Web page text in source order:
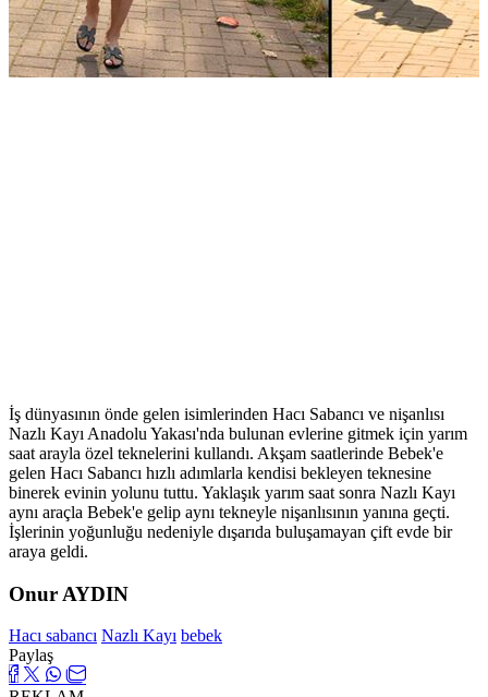
İş dünyasının önde gelen isimlerinden Hacı Sabancı ve nişanlısı
Nazlı Kayı Anadolu Yakası'nda bulunan evlerine gitmek için yarım
saat arayla özel teknelerini kullandı. Akşam saatlerinde Bebek'e
gelen Hacı Sabancı hızlı adımlarla kendisi bekleyen teknesine
binerek evinin yolunu tuttu. Yaklaşık yarım saat sonra Nazlı Kayı
aynı araçla Bebek'e gelip aynı tekneyle nişanlısının yanına geçti.
İşlerinin yoğunluğu nedeniyle dışarıda buluşamayan çift evde bir
araya geldi.
Onur AYDIN
Hacı sabancı Nazlı Kayı bebek
Paylaş